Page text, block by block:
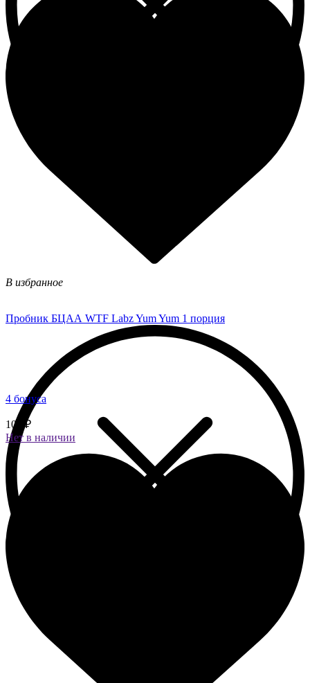
В избранное
Пробник БЦАА WTF Labz Yum Yum 1 порция
4 бонуса
100 ₽
Нет в наличии